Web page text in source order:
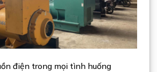
điện trong mọi tình huống